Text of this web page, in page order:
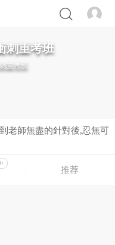
刺重考班
重考班
老師無盡的針對後,忍無可
推荐